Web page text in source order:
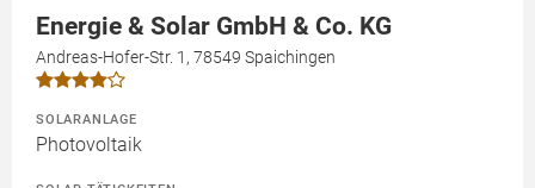
Energie & Solar GmbH & Co. KG
Andreas-Hofer-Str. 1, 78549 Spaichingen
SOLARANLAGE
Photovoltaik